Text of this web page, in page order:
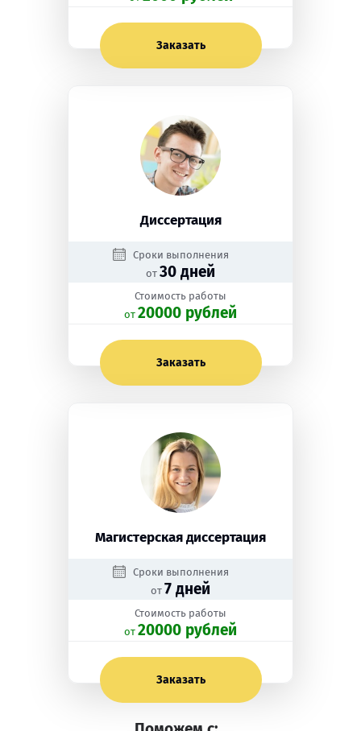
Заказать
Диссертация
Сроки выполнения
от 30 дней
Стоимость работы
oт 20000 рублей
Заказать
Магистерская диссертация
Сроки выполнения
от 7 дней
Стоимость работы
oт 20000 рублей
Заказать